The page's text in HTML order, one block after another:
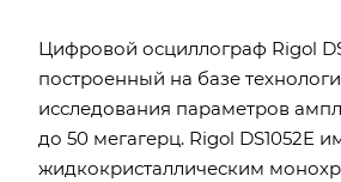
Цифровой осциллограф Rigol
построенный на базе
исследования параметров
до 50 мегагерц. Rigol
жидкокристаллическим